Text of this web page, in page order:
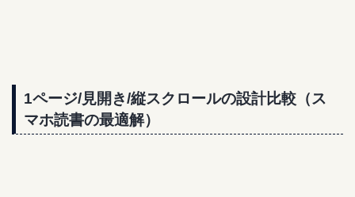
1ページ/見開き/縦スクロールの設計比較（ス
マホ読書の最適解）